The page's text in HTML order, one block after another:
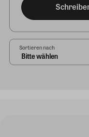
Sortieren nach